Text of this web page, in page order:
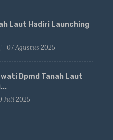
Laut Hadiri Launching
07 Agustus 2025
Dpmd Tanah Laut
Juli 2025